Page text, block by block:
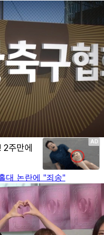
대 논란에 "죄송"